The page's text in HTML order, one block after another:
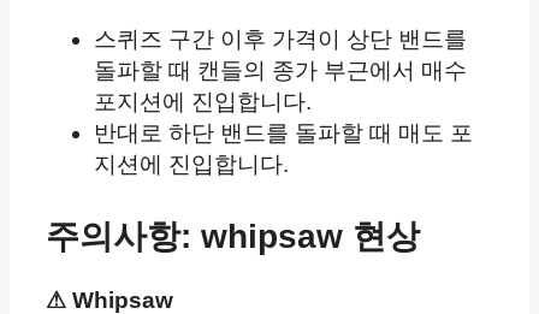
스퀴즈 구간 이후 가격이 상단 밴드를
돌파할 때 캔들의 종가 부근에서 매수
포지션에 진입합니다.
반대로 하단 밴드를 돌파할 때 매도 포
지션에 진입합니다.
주의사항: whipsaw 현상
⚠ Whipsaw